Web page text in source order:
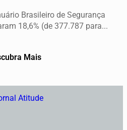
Brasileiro de Segurança
18,6% (de 377.787 para...
Mais